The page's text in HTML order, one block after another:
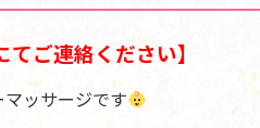
ご連絡ください】
ッサージです